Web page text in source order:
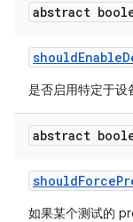
abstract
shouldEnable
是否启用特定于设
abstract
shouldForce
如果某个测试的